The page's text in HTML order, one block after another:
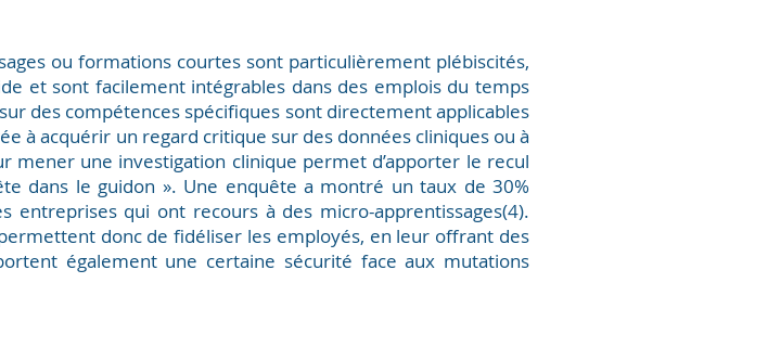
ou formations courtes sont particulièrement plébiscités,
et sont facilement intégrables dans des emplois du temps
des compétences spécifiques sont directement applicables
à acquérir un regard critique sur des données cliniques ou à
mener une investigation clinique permet d’apporter le recul
dans le guidon ». Une enquête a montré un taux de 30%
entreprises qui ont recours à des micro-apprentissages(4).
donc de fidéliser les employés, en leur offrant des
également une certaine sécurité face aux mutations